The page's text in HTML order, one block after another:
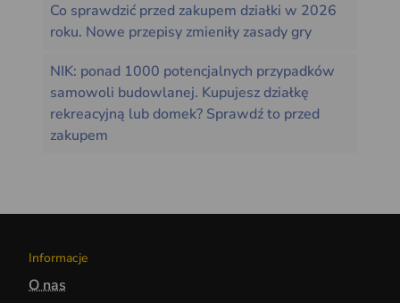
Co sprawdzić przed zakupem działki w 2026
roku. Nowe przepisy zmieniły zasady gry
NIK: ponad 1000 potencjalnych przypadków
samowoli budowlanej. Kupujesz działkę
rekreacyjną lub domek? Sprawdź to przed
zakupem
Informacje
O nas